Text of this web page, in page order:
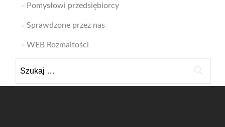
Pomysłowi przedsiębiorcy
Sprawdzone przez nas
WEB Rozmaitości